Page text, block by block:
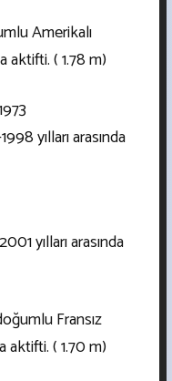
Amerikalı
aktifti. ( 1.78 m)
yılları arasında
yılları arasında
Fransız
aktifti. ( 1.70 m)